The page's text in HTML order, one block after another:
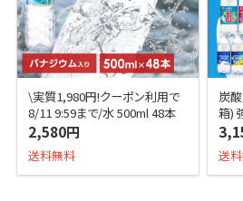
\実質1,980円!クーポン利用で
8/11 9:59まで/水 500ml 48本
富士山の天然水 500ml×48本
ラベルレ
2,580円
送料無料
炭
箱)
クリ
グ
送